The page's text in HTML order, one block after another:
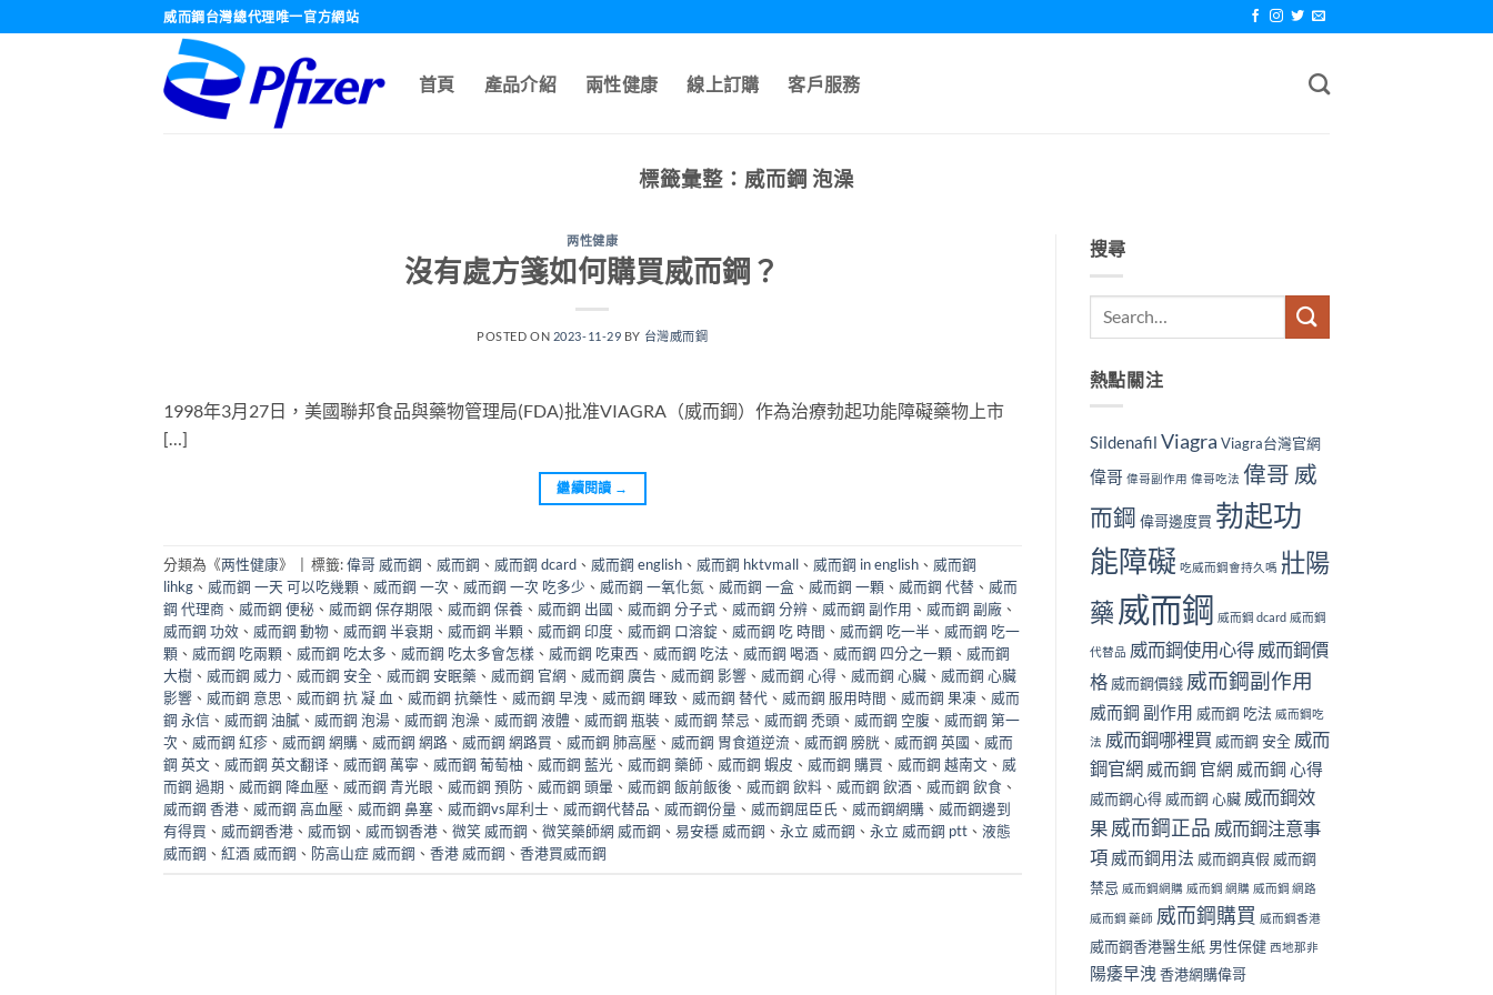
威而鋼台灣總代理唯一官方網站
首頁 產品介紹 兩性健康 線上訂購 客戶服務
標籤彙整： 威而鋼 泡澡
两性健康
沒有處方箋如何購買威而鋼？
POSTED ON 2023-11-29 BY 台灣威而鋼
1998年3月27日，美國聯邦食品與藥物管理局(FDA)批准VIAGRA（威而鋼）作為治療勃起功能障礙藥物上市
[…]
繼續閱讀 →
分類為《两性健康》 標籤:偉哥 威而鋼 、 威而鋼 、 威而鋼 dcard 、 威而鋼 english 、 威而鋼 hktvmall 、 威而鋼 in english 、 威而鋼
lihkg 、 威而鋼 一天 可以吃幾顆 、 威而鋼 一次 、 威而鋼 一次 吃多少 、 威而鋼 一氧化氮 、 威而鋼 一盒 、 威而鋼 一顆 、 威而鋼 代替 、 威而
鋼 代理商 、 威而鋼 便秘 、 威而鋼 保存期限 、 威而鋼 保養 、 威而鋼 出國 、 威而鋼 分子式 、 威而鋼 分辨 、 威而鋼 副作用 、 威而鋼 副廠 、
威而鋼 功效 、 威而鋼 動物 、 威而鋼 半衰期 、 威而鋼 半顆 、 威而鋼 印度 、 威而鋼 口溶錠 、 威而鋼 吃 時間 、 威而鋼 吃一半 、 威而鋼 吃一
顆 、 威而鋼 吃兩顆 、 威而鋼 吃太多 、 威而鋼 吃太多會怎樣 、 威而鋼 吃東西 、 威而鋼 吃法 、 威而鋼 喝酒 、 威而鋼 四分之一顆 、 威而鋼
大樹 、 威而鋼 威力 、 威而鋼 安全 、 威而鋼 安眠藥 、 威而鋼 官網 、 威而鋼 廣告 、 威而鋼 影響 、 威而鋼 心得 、 威而鋼 心臟 、 威而鋼 心臟
影響 、 威而鋼 意思 、 威而鋼 抗 凝 血 、 威而鋼 抗藥性 、 威而鋼 早洩 、 威而鋼 暉致 、 威而鋼 替代 、 威而鋼 服用時間 、 威而鋼 果凍 、 威而
鋼 永信 、 威而鋼 油膩 、 威而鋼 泡湯 、 威而鋼 泡澡 、 威而鋼 液體 、 威而鋼 瓶裝 、 威而鋼 禁忌 、 威而鋼 禿頭 、 威而鋼 空腹 、 威而鋼 第一
次 、 威而鋼 紅疹 、 威而鋼 網購 、 威而鋼 網路 、 威而鋼 網路買 、 威而鋼 肺高壓 、 威而鋼 胃食道逆流 、 威而鋼 膀胱 、 威而鋼 英國 、 威而
鋼 英文 、 威而鋼 英文翻译 、 威而鋼 萬寧 、 威而鋼 葡萄柚 、 威而鋼 藍光 、 威而鋼 藥師 、 威而鋼 蝦皮 、 威而鋼 購買 、 威而鋼 越南文 、 威
而鋼 過期 、 威而鋼 降血壓 、 威而鋼 青光眼 、 威而鋼 預防 、 威而鋼 頭暈 、 威而鋼 飯前飯後 、 威而鋼 飲料 、 威而鋼 飲酒 、 威而鋼 飲食 、
威而鋼 香港 、 威而鋼 高血壓 、 威而鋼 鼻塞 、 威而鋼vs犀利士 、 威而鋼代替品 、 威而鋼份量 、 威而鋼屈臣氏 、 威而鋼網購 、 威而鋼邊到
有得買 、 威而鋼香港 、 威而钢 、 威而钢香港 、 微笑 威而鋼 、 微笑藥師網 威而鋼 、 易安穩 威而鋼 、 永立 威而鋼 、 永立 威而鋼 ptt 、 液態
威而鋼 、 紅酒 威而鋼 、 防高山症 威而鋼 、 香港 威而鋼 、 香港買威而鋼
搜尋
熱點關注
Sildenafil Viagra Viagra台灣官網
偉哥 偉哥副作用 偉哥吃法 偉哥 威
而鋼 偉哥邊度買 勃起功
能障礙 吃威而鋼會持久嗎 壯陽
藥 威而鋼 威而鋼 dcard 威而鋼
代替品 威而鋼使用心得 威而鋼價
格 威而鋼價錢 威而鋼副作用
威而鋼 副作用 威而鋼 吃法 威而鋼吃
法 威而鋼哪裡買 威而鋼 安全 威而
鋼官網 威而鋼 官網 威而鋼 心得
威而鋼心得 威而鋼 心臟 威而鋼效
果 威而鋼正品 威而鋼注意事
項 威而鋼用法 威而鋼真假 威而鋼
禁忌 威而鋼網購 威而鋼 網購 威而鋼 網路
威而鋼 藥師 威而鋼購買 威而鋼香港
威而鋼香港醫生紙 男性保健 西地那非
陽痿早洩 香港網購偉哥